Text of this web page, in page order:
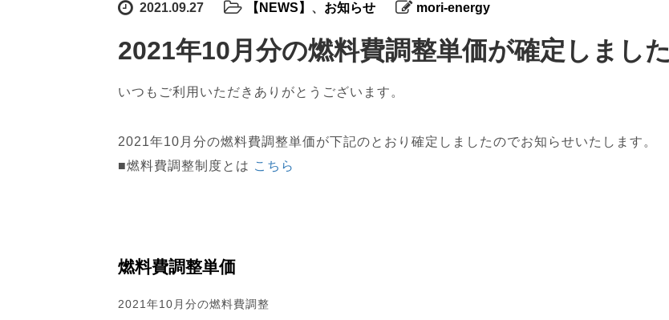
2021.09.27 【NEWS】 、 お知らせ mori-energy
2021年10月分の燃料費調整単価が確定しました
いつもご利用いただきありがとうございます。
2021年10月分の燃料費調整単価が下記のとおり確定しましたのでお知らせいたします。
■燃料費調整制度とは こち ら
燃料費調整単価
2021年10月分の燃料費調整